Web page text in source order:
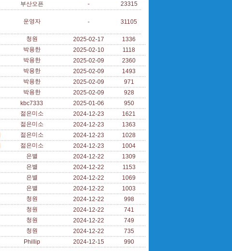
부산오픈 - 23315
운영자 - 31105
청원 2025-02-17
1336
박용한 2025-02-10
1118
박용한 2025-02-09
2360
박용한 2025-02-09
1493
박용한 2025-02-09
971
박용한 2025-02-09
928
kbc7333 2025-01-06
950
젊은미소 2024-12-23
1621
젊은미소 2024-12-23
1363
젊은미소 2024-12-23
1028
젊은미소 2024-12-23
1004
은별 2024-12-22
1309
은별 2024-12-22
1153
은별 2024-12-22
1069
은별 2024-12-22
1003
청원 2024-12-22
998
청원 2024-12-22
741
청원 2024-12-22
749
청원 2024-12-22
735
Phillip 2024-12-15 990